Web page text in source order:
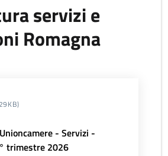
servizi e
Romagna
- Servizi -
trimestre 2026